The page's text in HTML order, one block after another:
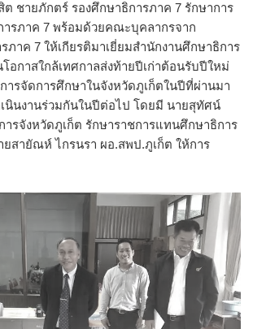
ต ชายภักตร์ รองศึกษาธิการภาค 7 รักษาการ
รภาค 7 พร้อมด้วยคณะบุคลากรจาก
ภาค 7 ให้เกียรติมาเยี่ยมสำนักงานศึกษาธิการ
โอกาสใกล้เทศกาลส่งท้ายปีเก่าต้อนรับปีใหม่
ารจัดการศึกษาในจังหวัดภูเก็ตในปีที่ผ่านมา
นินงานร่วมกันในปีต่อไป โดยมี นายสุทัศน์
ารจังหวัดภูเก็ต รักษาราชการแทนศึกษาธิการ
ยสายัณห์ ไกรนรา ผอ.สพป.ภูเก็ต ให้การ